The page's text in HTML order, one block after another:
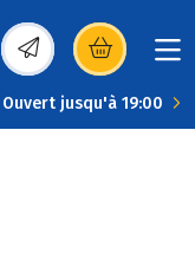
(s’ouvre dans une
Ouvert jusqu'à 19:00